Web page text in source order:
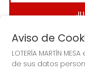
Aviso de
LOTERÍA MARTÍN
de sus datos